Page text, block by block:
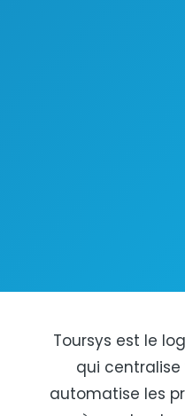
Toursys est le
qui
automatise les